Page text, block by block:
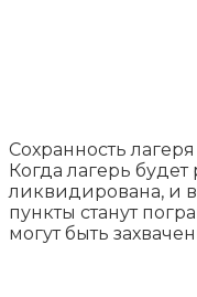
Сохранность
Когда лагерь
ликвидирована, и
пункты станут
могут быть